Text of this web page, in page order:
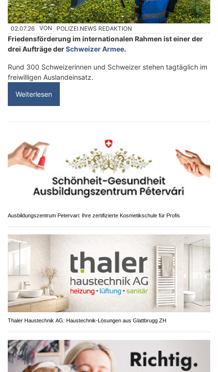
02.07.26 VON POLIZEI.NEWS REDAKTION
Friedensförderung im internationalen Rahmen ist einer der
drei Aufträge derSchweizer Armee.
Rund 300 Schweizerinnen und Schweizer stehen tagtäglich im
freiwilligen Auslandeinsatz.
Weiterlesen
Ausbildungszentrum Petervari: Ihre zertifizierte Kosmetikschule für Profis
Thaler Haustechnik AG: Haustechnik-Lösungen aus Glattbrugg ZH